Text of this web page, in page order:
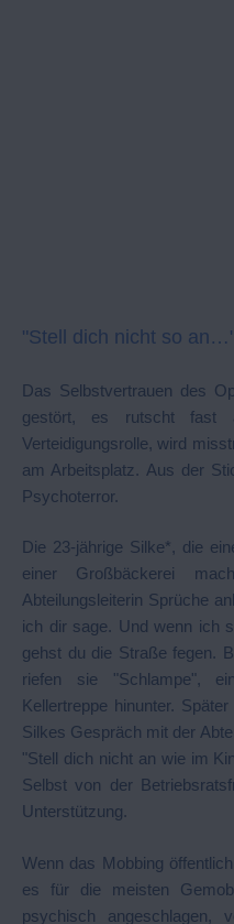
"Stell dich nicht so an…"
Das Selbstvertrauen des
gestört, es rutscht fast
Verteidigungsrolle, wird
am Arbeitsplatz. Aus der
Psychoterror.
Die 23-jährige Silke*, die
einer Großbäckerei
Abteilungsleiterin Sprüche
ich dir sage. Und wenn ich
gehst du die Straße fegen.
riefen sie "Schlampe",
Kellertreppe hinunter.
Silkes Gespräch mit der
"Stell dich nicht an wie im
Selbst von der
Unterstützung.
Wenn das Mobbing
es für die meisten
psychisch angeschlagen,